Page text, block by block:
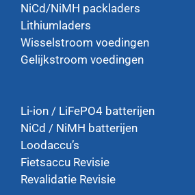
NiCd/NiMH packladers
Lithiumladers
Wisselstroom voedingen
Gelijkstroom voedingen
Li-ion / LiFePO4 batterijen
NiCd / NiMH batterijen
Loodaccu’s
Fietsaccu Revisie
Revalidatie Revisie